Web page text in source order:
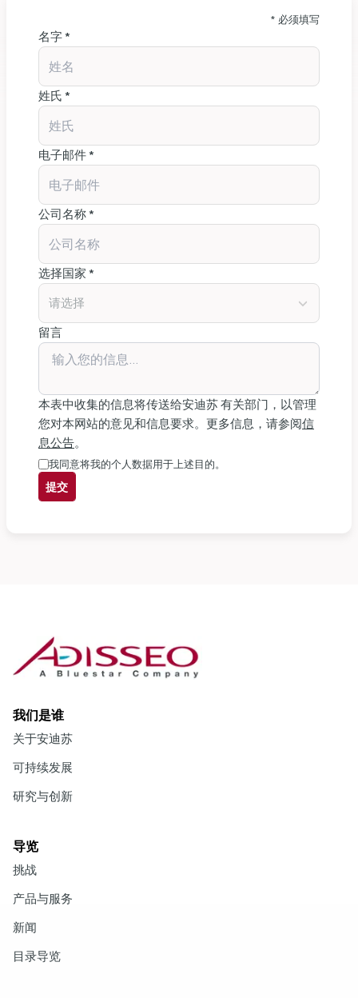
* 必须填写
名字 *
姓氏 *
电子邮件 *
公司名称 *
选择国家 *
请选择
留言
本表中收集的信息将传送给安迪苏 有关部门，以管理
您对本网站的意见和信息要求。更多信息，请参阅信
息公告。
我同意将我的个人数据用于上述目的。
提交
我们是谁
关于安迪苏
可持续发展
研究与创新
导览
挑战
产品与服务
新闻
目录导览